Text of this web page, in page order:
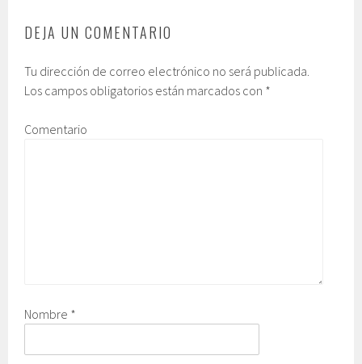
DEJA UN COMENTARIO
Tu dirección de correo electrónico no será publicada.
Los campos obligatorios están marcados con *
Comentario
Nombre *